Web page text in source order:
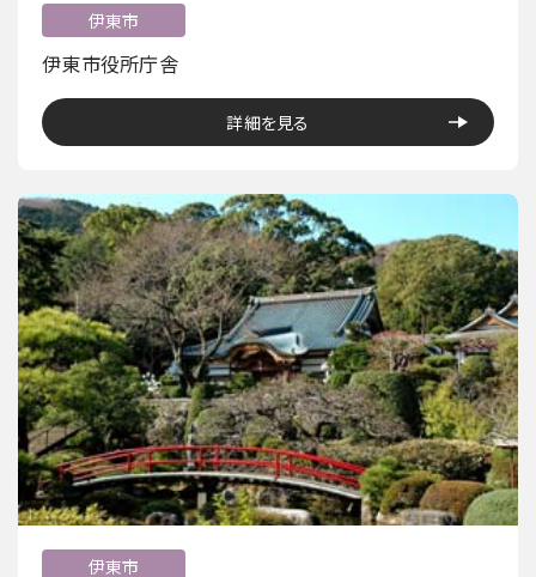
伊東市
伊東市役所庁舎
詳細を見る
伊東市